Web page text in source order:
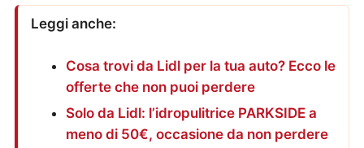
Leggi anche:
Cosa trovi da Lidl per la tua auto? Ecco le
offerte che non puoi perdere
Solo da Lidl: l’idropulitrice PARKSIDE a
meno di 50€, occasione da non perdere